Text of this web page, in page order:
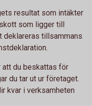
resultat som intäkter
som ligger till
deklareras tillsammans
att du beskattas för
du tar ut ur företaget.
kvar i verksamheten